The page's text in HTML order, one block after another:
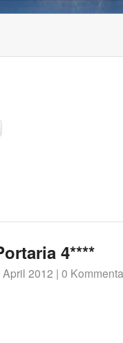
4****
April 2012 | 0